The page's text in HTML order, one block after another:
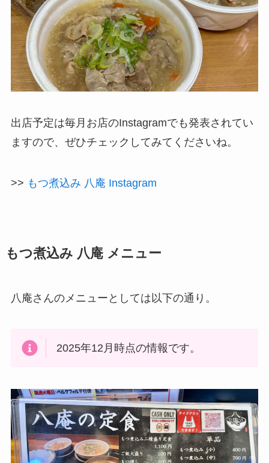
出店予定は毎月お店のInstagramでも発表されてい
ますので、ぜひチェックしてみてくださいね。
>> もつ煮込み 八庵 Instagram
もつ煮込み 八庵 メニュー
八庵さんのメニューとしては以下の通り。
2025年12月時点の情報です。